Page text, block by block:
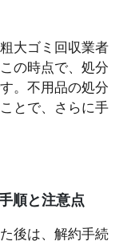
大ゴミ回収業者
の時点で、処分
。不用品の処分
とで、さらに手
順と注意点
後は、解約手続